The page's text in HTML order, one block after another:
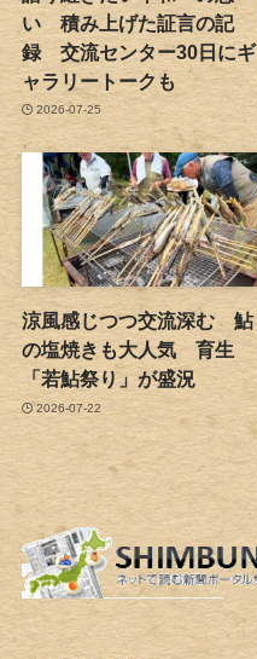
い 積み上げた証言の記
録 交流センター30日にギ
ャラリートークも
2026-07-25
涼風感じつつ交流深む 鮎
の塩焼きも大人気 育生
「若鮎祭り」が盛況
2026-07-22